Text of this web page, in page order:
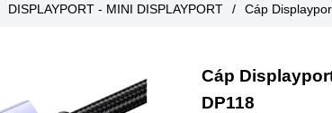
DISPLAYPORT - MINI DISPLAYPORT / Cáp
Cáp
DP118